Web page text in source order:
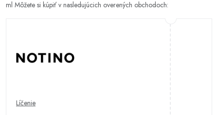
ml Môžete si kúpiť v nasledujúcich overených obchodoch:
Líčenie